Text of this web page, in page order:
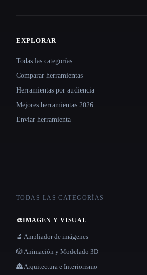
Site navigation
EXPLORAR
Todas las categorías
Comparar herramientas
Herramientas por audiencia
Mejores herramientas 2026
Enviar herramienta
TODAS LAS CATEGORÍAS
🎨IMAGEN Y VISUAL
🔬 Ampliador de imágenes
🎲 Animación y Modelado 3D
🏯 Arquitectura e Interiorismo